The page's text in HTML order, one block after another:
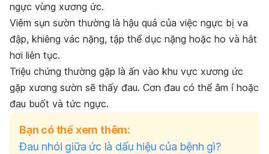
ngực vùng xương ức.
Viêm sụn sườn thường là hậu quả của việc ngực bị va
đập, khiêng vác nặng, tập thể dục nặng hoặc ho và hắt
hơi liên tục.
Triệu chứng thường gặp là ấn vào khu vực xương ức
gặp xương sườn sẽ thấy đau. Cơn đau có thể âm ỉ hoặc
đau buốt và tức ngực.
Bạn có thể xem thêm:
Đau nhói giữa ức là dấu hiệu của bệnh gì?